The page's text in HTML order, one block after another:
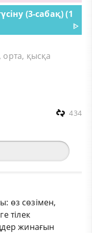
(3-сабақ) (1
ᐈ
қысқа
434
өз сөзімен,
тілек
жинағын